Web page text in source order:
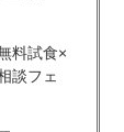
料試食×
談フェ